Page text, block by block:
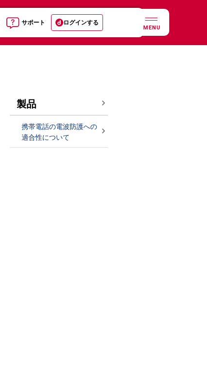
サポート ログインする
MENU
製品
携帯電話の電波防護への
適合性について